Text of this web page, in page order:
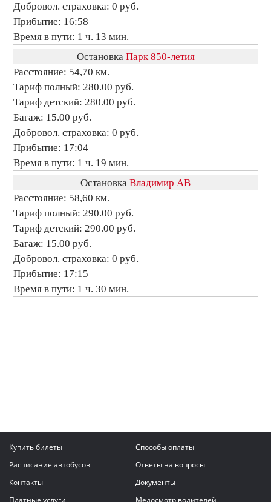
Добровол. страховка: 0 руб.
Прибытие: 16:58
Время в пути: 1 ч. 13 мин.
Остановка Парк 850-летия
Расстояние: 54,70 км.
Тариф полный: 280.00 руб.
Тариф детский: 280.00 руб.
Багаж: 15.00 руб.
Добровол. страховка: 0 руб.
Прибытие: 17:04
Время в пути: 1 ч. 19 мин.
Остановка Владимир АВ
Расстояние: 58,60 км.
Тариф полный: 290.00 руб.
Тариф детский: 290.00 руб.
Багаж: 15.00 руб.
Добровол. страховка: 0 руб.
Прибытие: 17:15
Время в пути: 1 ч. 30 мин.
Купить билеты
Способы оплаты
Расписание автобусов
Ответы на вопросы
Контакты
Документы
Платные услуги
Медосмотр водителей